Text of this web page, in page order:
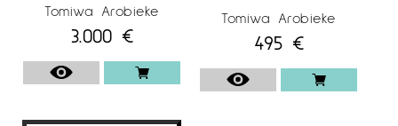
Tomiwa Arobieke
3.000 €
Tomiwa Arobieke
495 €